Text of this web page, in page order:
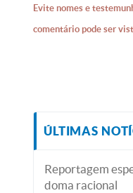
Evite nomes e
comentário pode ser
ÚLTIMAS
Reportagem
doma racional